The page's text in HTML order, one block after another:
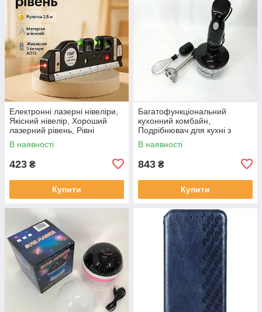
Електронні лазерні нівеліри,
Якісний нівелір, Хороший
лазерний рівень, Рівні
будівельні професійні OA-27
В наявності
423 ₴
Купити
Багатофункціональний
кухонний комбайн,
Подрібнювач для кухні з
металевою чашею, Блендери
з насадками KH-96
В наявності
843 ₴
Купити